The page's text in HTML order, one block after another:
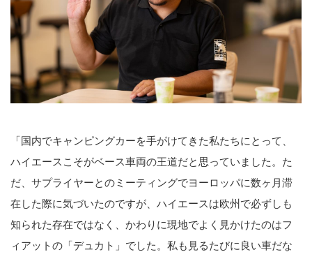
「国内でキャンピングカーを手がけてきた私たちにとって、
ハイエースこそがベース車両の王道だと思っていました。た
だ、サプライヤーとのミーティングでヨーロッパに数ヶ月滞
在した際に気づいたのですが、ハイエースは欧州で必ずしも
知られた存在ではなく、かわりに現地でよく見かけたのはフ
ィアットの「デュカト」でした。私も見るたびに良い車だな